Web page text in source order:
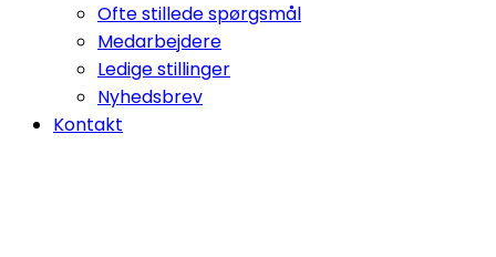
Ofte stillede spørgsmål
Medarbejdere
Ledige stillinger
Nyhedsbrev
Kontakt